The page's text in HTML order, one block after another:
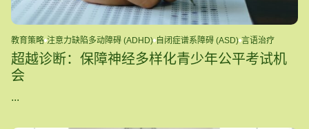
教育策略 注意力缺陷多动障碍 (ADHD) 自闭症谱系障碍 (ASD) 言语治疗
超越诊断：保障神经多样化青少年公平考试机
会
...